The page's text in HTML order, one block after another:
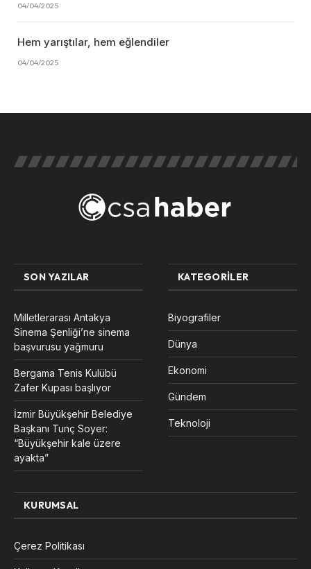
04/04/2025
Hem yarıştılar, hem eğlendiler
04/04/2025
SON YAZILAR
Milletlerarası Antakya
Sinema Şenliği’ne sinema
başvurusu yağmuru
Bergama Tenis Kulübü
Zafer Kupası başlıyor
İzmir Büyükşehir Belediye
Başkanı Tunç Soyer:
“Büyükşehir kale üzere
ayakta”
KATEGORILER
Biyografiler
Dünya
Ekonomi
Gündem
Teknoloji
KURUMSAL
Çerez Politikası